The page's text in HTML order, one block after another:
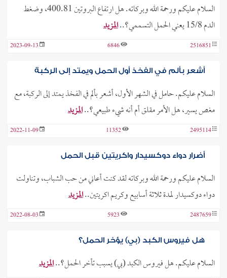
السلام عليكم ورحمة الله وبركاته. هل ارتفاع البروتين 400.81، وضغط
الدم 15/8 يعني الحمل التسممي؟..
المزيد
2516851
6846
2023-09-13
أشعر بألم في الفخذ أول الحمل ويمتد إلى الركبة
السلام عليكم. حامل في الشهر الأول، أشعر بألم في الفخذ يمتد إلى الركبة، مع
مغص يسير، هل الأمر مقلق أم أنه شيء طبيعي؟..المزيد
2495114
11352
2022-11-09
أضرار دواء دوكسيدار واكريتين قبل الحمل
السلام عليكم ورحمة الله وبركاته لقد كنت أعاني من حب الشباب، وتناولت
دواء دوكسيدار لمدة ثلاثة أسابيع وكريم اكريتين..المزيد
2487659
5923
2022-08-03
هل فيروس الكبد (بي) يؤخر الحمل؟
السلام عليكم. هل فيروس الكبد (بي) يسبب تأخر الحمل؟..المزيد